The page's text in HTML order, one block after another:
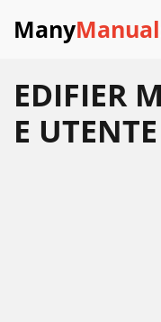
Many
EDIFIER
E UTENTE